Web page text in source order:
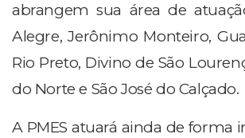
abrangem sua área de
Alegre, Jerônimo Monteiro,
Rio Preto, Divino de São
do Norte e São José do Calçado.
A PMES atuará ainda de forma